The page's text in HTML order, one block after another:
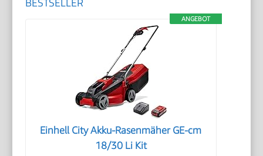
ANGEBOT
Einhell City Akku-Rasenmäher GE-cm
18/30 Li Kit